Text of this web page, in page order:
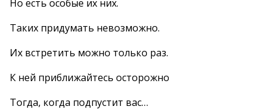
Но есть особые их них.
Таких придумать невозможно.
Их встретить можно только раз.
К ней приближайтесь осторожно
Тогда, когда подпустит вас…